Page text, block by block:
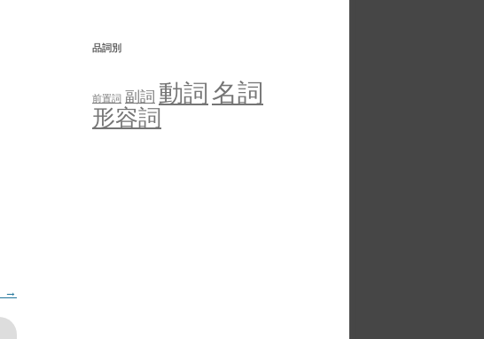
→
品詞別
前置詞 副詞 動詞 名詞
形容詞